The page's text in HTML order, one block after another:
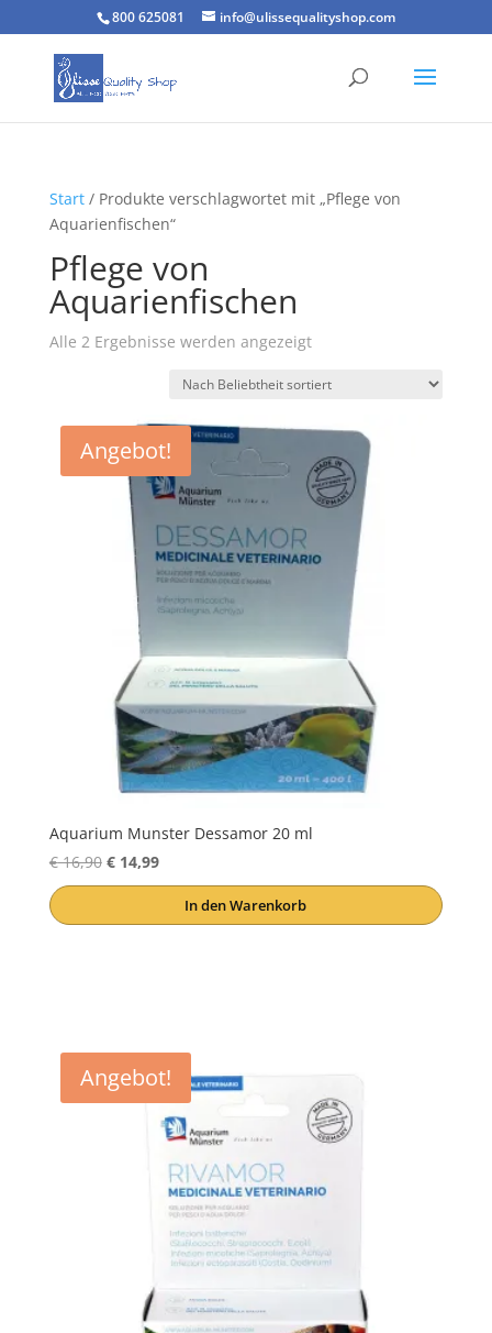
800 625081 info@ulissequalityshop.com
Start/ Produkte verschlagwortet mit „Pflege von
Aquarienfischen“
Pflege von
Aquarienfischen
Alle 2 Ergebnisse werden angezeigtNach
sortiert
Angebot!
Aquarium Munster Dessamor 20 ml
€16,90 Ursprünglicher
Preis
€14,99Aktueller
Preis
In den Warenkorb
Angebot!